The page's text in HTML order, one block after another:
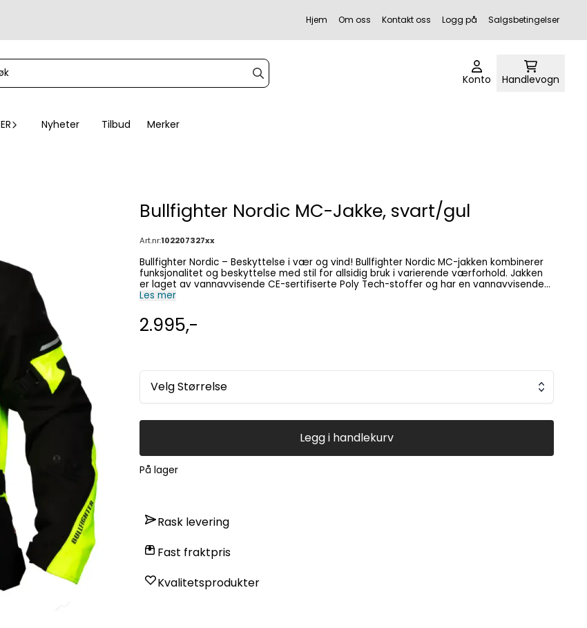
Hjem Om oss Kontakt oss Logg på Salgsbetingelser
Konto Handlevogn
Nyheter Tilbud Merker
Bullfighter Nordic MC-Jakke, svart/gul
Art.nr:102207327xx
Bullfighter Nordic – Beskyttelse i vær og vind! Bullfighter Nordic MC-jakken kombinerer
funksjonalitet og beskyttelse med stil for allsidig bruk i varierende værforhold. Jakken
er laget av vannavvisende CE-sertifiserte Poly Tech-stoffer og har en vannavvisende
Humax-membran med en imponerende vannsøyle på 10.000 mm, som gir pålitelig
maksimal sikkerhet, mens et avtakbart termofôr og store ventilasjonsåpninger på bryst
og rygg sørger for optimal komfort gjennom hele sesongen. Justerbar innstramming i
med vannsøyle på 10.000 mm - CE-godkjent albue- og skulderbeskyttelse - Avtakbart
termofôr - Store ventilasjonsåpninger på brystet og utluftinger på ryggen - Justerbar
passform i arm og midje - To frontlommer og en innvendig brystlomme - CE-Godkjent
per EN17092-2022 level A
Les mer
2.995,-
Velg Størrelse
Legg i handlekurv
På lager
Rask levering
Fast fraktpris
Kvalitetsprodukter